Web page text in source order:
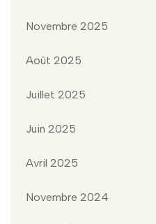
Novembre 2025
Août 2025
Juillet 2025
Juin 2025
Avril 2025
Novembre 2024